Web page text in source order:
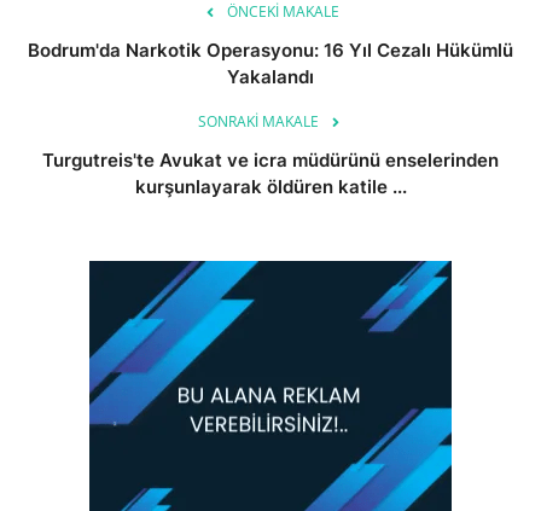
ÖNCEKI MAKALE
Bodrum'da Narkotik Operasyonu: 16 Yıl Cezalı Hükümlü
Yakalandı
SONRAKI MAKALE
Turgutreis'te Avukat ve icra müdürünü enselerinden
kurşunlayarak öldüren katile ...